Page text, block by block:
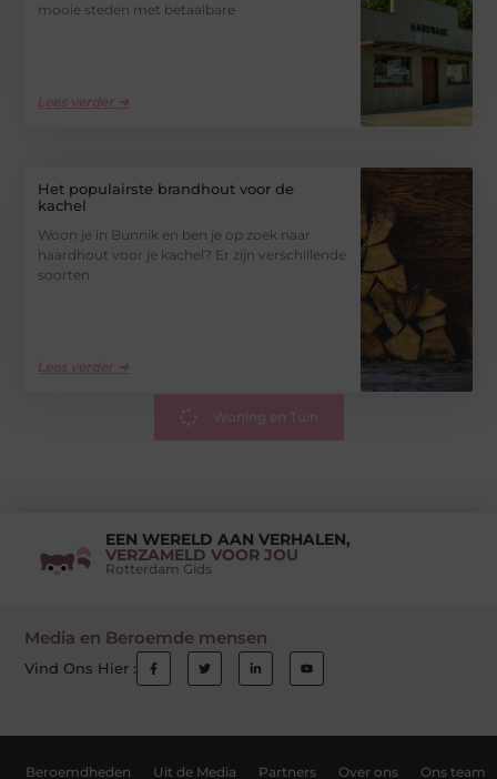
mooie steden met betaalbare
Lees verder ➜
Het populairste brandhout voor de
kachel
Woon je in Bunnik en ben je op zoek naar
haardhout voor je kachel? Er zijn verschillende
soorten
Lees verder ➜
Woning en Tuin
EEN WERELD AAN VERHALEN,
VERZAMELD VOOR JOU
Rotterdam Gids
Media en Beroemde mensen
Vind Ons Hier :
Beroemdheden Uit de Media Partners Over ons Ons team